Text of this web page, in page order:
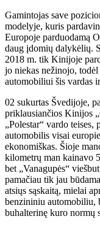
Gamintojas save
modelyje, kuris
Europoje parduodamą
daug įdomių dalykėlių.
2018 m. tik Kinijoje
jo niekas nežinojo,
automobiliui šis vardas
02 sukurtas Švedijoje,
priklausiančios Kinijos
„Polestar“ vardo
automobilis visai
ekonomiškas. Šioje
kilometrų man kainavo
bet „Vanagupės“
pamačiau tik jau
atsiųs sąskaitą, mielai
benzininiu automobiliu,
buhalterinę kuro normų